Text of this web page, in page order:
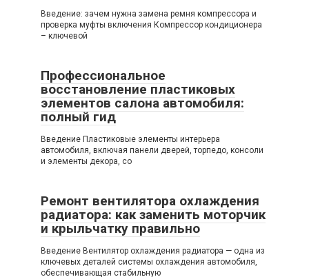
Введение: зачем нужна замена ремня компрессора и
проверка муфты включения Компрессор кондиционера
– ключевой
Профессиональное
восстановление пластиковых
элементов салона автомобиля:
полный гид
Введение Пластиковые элементы интерьера
автомобиля, включая панели дверей, торпедо, консоли
и элементы декора, со
Ремонт вентилятора охлаждения
радиатора: как заменить моторчик
и крыльчатку правильно
Введение Вентилятор охлаждения радиатора — одна из
ключевых деталей системы охлаждения автомобиля,
обеспечивающая стабильную